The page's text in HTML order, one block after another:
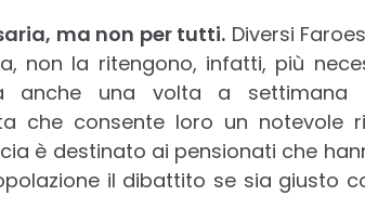
ma non per tutti. Diversi
non la ritengono, infatti, più
anche una volta a settimana
che consente loro un notevole
è destinato ai pensionati che
il dibattito se sia giusto